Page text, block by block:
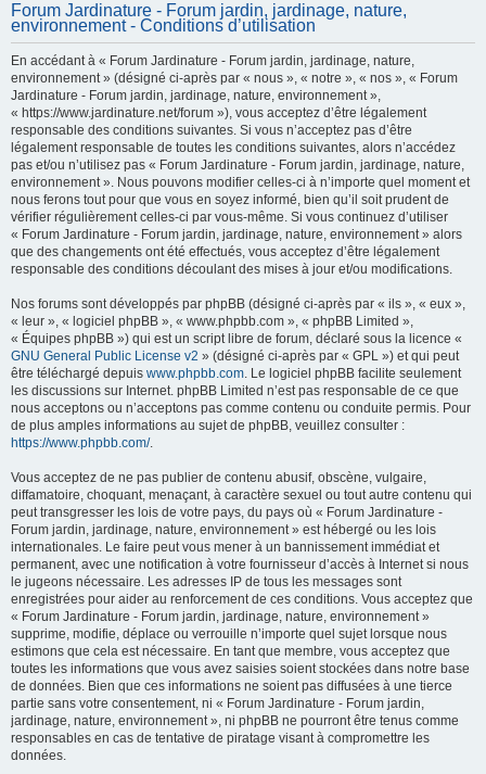
Forum Jardinature - Forum jardin, jardinage, nature,
environnement - Conditions d’utilisation
En accédant à « Forum Jardinature - Forum jardin, jardinage, nature,
environnement » (désigné ci-après par « nous », « notre », « nos », « Forum
Jardinature - Forum jardin, jardinage, nature, environnement »,
« https://www.jardinature.net/forum »), vous acceptez d’être légalement
responsable des conditions suivantes. Si vous n’acceptez pas d’être
légalement responsable de toutes les conditions suivantes, alors n’accédez
pas et/ou n’utilisez pas « Forum Jardinature - Forum jardin, jardinage, nature,
environnement ». Nous pouvons modifier celles-ci à n’importe quel moment et
nous ferons tout pour que vous en soyez informé, bien qu’il soit prudent de
vérifier régulièrement celles-ci par vous-même. Si vous continuez d’utiliser
« Forum Jardinature - Forum jardin, jardinage, nature, environnement » alors
que des changements ont été effectués, vous acceptez d’être légalement
responsable des conditions découlant des mises à jour et/ou modifications.
Nos forums sont développés par phpBB (désigné ci-après par « ils », « eux »,
« leur », « logiciel phpBB », « www.phpbb.com », « phpBB Limited »,
« Équipes phpBB ») qui est un script libre de forum, déclaré sous la licence «
GNU General Public License v2 » (désigné ci-après par « GPL ») et qui peut
être téléchargé depuis www.phpbb.com. Le logiciel phpBB facilite seulement
les discussions sur Internet. phpBB Limited n’est pas responsable de ce que
nous acceptons ou n’acceptons pas comme contenu ou conduite permis. Pour
de plus amples informations au sujet de phpBB, veuillez consulter :
https://www.phpbb.com/.
Vous acceptez de ne pas publier de contenu abusif, obscène, vulgaire,
diffamatoire, choquant, menaçant, à caractère sexuel ou tout autre contenu qui
peut transgresser les lois de votre pays, du pays où « Forum Jardinature -
Forum jardin, jardinage, nature, environnement » est hébergé ou les lois
internationales. Le faire peut vous mener à un bannissement immédiat et
permanent, avec une notification à votre fournisseur d’accès à Internet si nous
le jugeons nécessaire. Les adresses IP de tous les messages sont
enregistrées pour aider au renforcement de ces conditions. Vous acceptez que
« Forum Jardinature - Forum jardin, jardinage, nature, environnement »
supprime, modifie, déplace ou verrouille n’importe quel sujet lorsque nous
estimons que cela est nécessaire. En tant que membre, vous acceptez que
toutes les informations que vous avez saisies soient stockées dans notre base
de données. Bien que ces informations ne soient pas diffusées à une tierce
partie sans votre consentement, ni « Forum Jardinature - Forum jardin,
jardinage, nature, environnement », ni phpBB ne pourront être tenus comme
responsables en cas de tentative de piratage visant à compromettre les
données.